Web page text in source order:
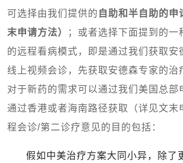
可选择由我们提供的 自助和半自助的申
末申请方法）
；或者选择下面提到的一
的远程看病模式，即是通过我们获取安
线上视频会诊，先获取安德森专家的治
对于新药的需求可以通过我们美国总部
通过香港或者海南路径获取（详见文末
程会诊/第二诊疗意见的目的包括：
假如中美治疗方案大同小异，除了